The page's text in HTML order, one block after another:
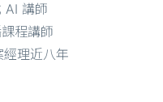
AI 講師
程講師
理近八年